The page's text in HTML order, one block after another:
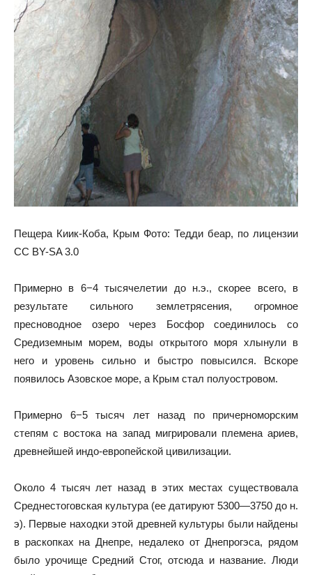
Пещера Киик-Коба, Крым Фото: Тедди беар, по лицензии
CC BY-SA 3.0
Примерно в 6−4 тысячелетии до н.э., скорее всего, в
результате сильного землетрясения, огромное
пресноводное озеро через Босфор соединилось со
Средиземным морем, воды открытого моря хлынули в
него и уровень сильно и быстро повысился. Вскоре
появилось Азовское море, а Крым стал полуостровом.
Примерно 6−5 тысяч лет назад по причерноморским
степям с востока на запад мигрировали племена ариев,
древнейшей индо-европейской цивилизации.
Около 4 тысяч лет назад в этих местах существовала
Среднестоговская культура (ее датируют 5300—3750 до н.
э). Первые находки этой древней культуры были найдены
в раскопках на Днепре, недалеко от Днепрогэса, рядом
было урочище Средний Стог, отсюда и название. Люди